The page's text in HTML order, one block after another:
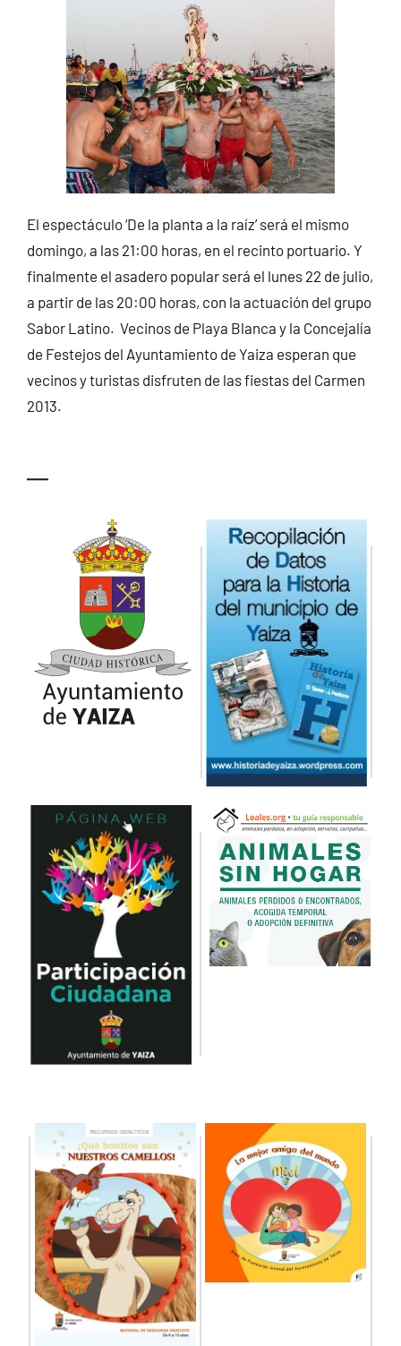
El espectáculo ‘De la planta a la raíz’ será el mismo
domingo, a las 21:00 horas, en el recinto portuario. Y
finalmente el asadero popular será el lunes 22 de julio,
a partir de las 20:00 horas, con la actuación del grupo
Sabor Latino. Vecinos de Playa Blanca y la Concejalía
de Festejos del Ayuntamiento de Yaiza esperan que
vecinos y turistas disfruten de las fiestas del Carmen
2013.
—